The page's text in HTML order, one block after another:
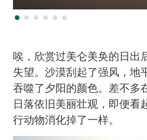
唉，欣赏过美仑美奂的日出
失望。沙漠刮起了强风，地
吞噬了夕阳的颜色。差不多
日落依旧美丽壮观，即便看
行动物消化掉了一样。